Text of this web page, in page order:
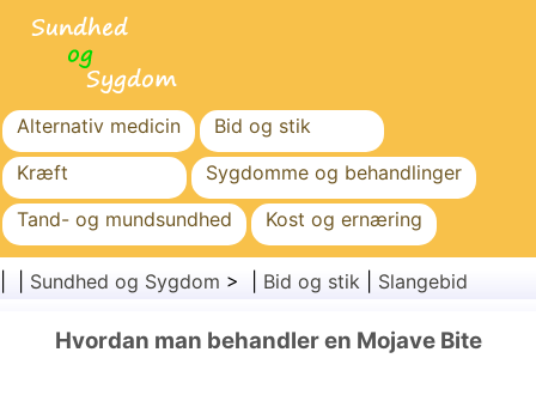
Alternativ medicin
Bid og stik
Kræft
Sygdomme og behandlinger
Tand- og mundsundhed
Kost og ernæring
Familiesundhed
Sundhedssektoren
Sundhed og Sygdom > | Bid og stik Slangebid
Hvordan man behandler en Mojave Bite